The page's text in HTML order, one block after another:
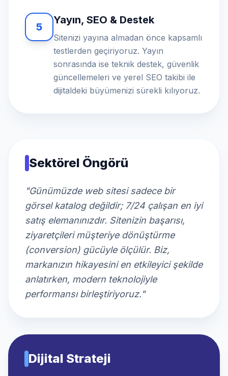
5
Yayın, SEO & Destek
Sitenizi yayına almadan önce kapsamlı
testlerden geçiriyoruz. Yayın
sonrasında ise teknik destek, güvenlik
güncellemeleri ve yerel SEO takibi ile
dijitaldeki büyümenizi sürekli kılıyoruz.
Sektörel Öngörü
"Günümüzde web sitesi sadece bir
görsel katalog değildir; 7/24 çalışan en iyi
satış elemanınızdır. Sitenizin başarısı,
ziyaretçileri müşteriye dönüştürme
(conversion) gücüyle ölçülür. Biz,
markanızın hikayesini en etkileyici şekilde
anlatırken, modern teknolojiyle
performansı birleştiriyoruz."
Dijital Strateji